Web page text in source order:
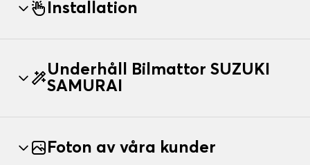
Installation
Underhåll Bilmattor SUZUKI
SAMURAI
Foton av våra kunder